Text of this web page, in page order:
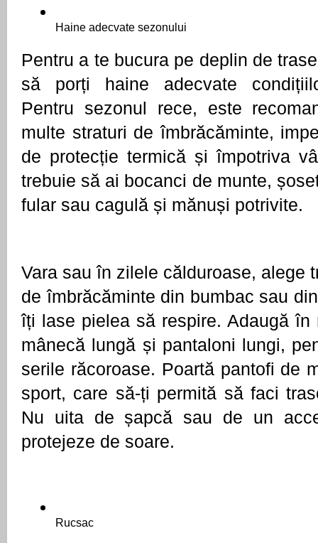
Haine adecvate sezonului
Pentru a te bucura pe deplin de
să porți haine adecvate
Pentru sezonul rece, este
multe straturi de îmbrăcăminte,
de protecție termică și împotriva
trebuie să ai bocanci de munte,
fular sau cagulă și mănuși potrivite.
Vara sau în zilele călduroase, alege
de îmbrăcăminte din bumbac sau
îți lase pielea să respire. Adaugă în
mânecă lungă și pantaloni lungi,
serile răcoroase. Poartă pantofi de
sport, care să-ți permită să faci
Nu uita de șapcă sau de un
protejeze de soare.
Rucsac